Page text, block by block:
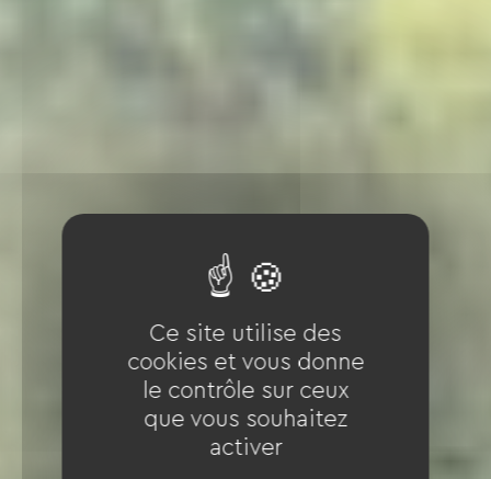
Ce site utilise des
cookies et vous donne
le contrôle sur ceux
que vous souhaitez
activer